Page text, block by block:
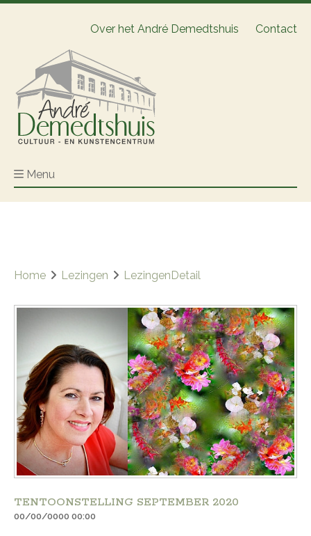
Over het André Demedtshuis Contact
Menu
Home Lezingen LezingenDetail
TENTOONSTELLING SEPTEMBER 2020
00/00/0000 00:00